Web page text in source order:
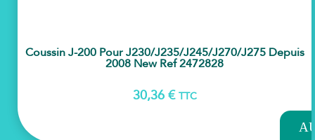
Coussin J-200 Pour J230/j235/j245/j270/j275 Depuis
2008 New Ref 2472828
30,36 € TTC